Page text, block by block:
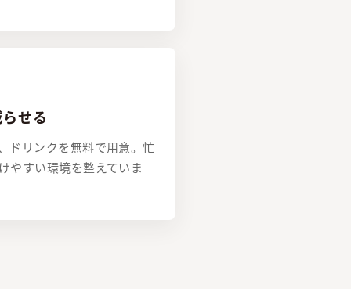
せる
ドリンクを無料で用意。忙
やすい環境を整えていま